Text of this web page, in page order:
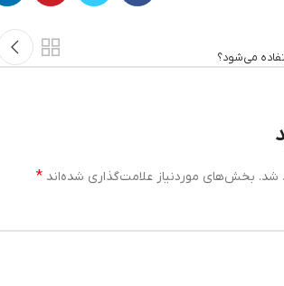
می‌شود؟
شد. بخش‌های موردنیاز علامت‌گذاری شده‌اند *